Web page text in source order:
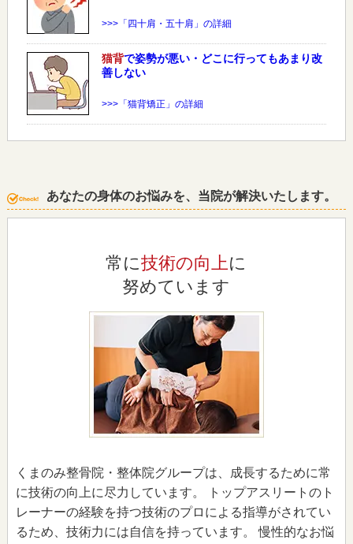
>>>「四十肩・五十肩」の詳細
猫背で姿勢が悪い・どこに行ってもあまり改
善しない
>>>「猫背矯正」の詳細
あなたの身体のお悩みを、当院が解決いたします。
常に技術の向上に
努めています
くまのみ整骨院・整体院グループは、成長するために常
に技術の向上に尽力しています。 トップアスリートのト
レーナーの経験を持つ技術のプロによる指導がされてい
るため、技術力には自信を持っています。 慢性的なお悩